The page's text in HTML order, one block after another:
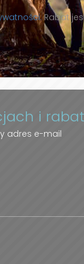
jej skrzydeł
LIKER czy
i
adres e-mail
Rabat